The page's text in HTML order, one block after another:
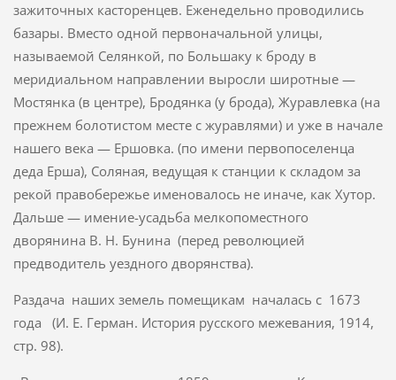
зажиточных касторенцев. Еженедельно проводились
базары. Вместо одной первоначальной улицы,
называемой Селянкой, по Большаку к броду в
меридиальном направлении выросли широтные —
Мостянка (в центре), Бродянка (у брода), Журавлевка (на
прежнем болотистом месте с журавлями) и уже в начале
нашего века — Ершовка. (по имени первопоселенца
деда Ерша), Соляная, ведущая к станции к складом за
рекой правобережье именовалось не иначе, как Хутор.
Дальше — имение-усадьба мелкопоместного
дворянина В. Н. Бунина (перед революцией
предводитель уездного дворянства).
Раздача наших земель помещикам началась с 1673
года (И. Е. Герман. История русского межевания, 1914,
стр. 98).